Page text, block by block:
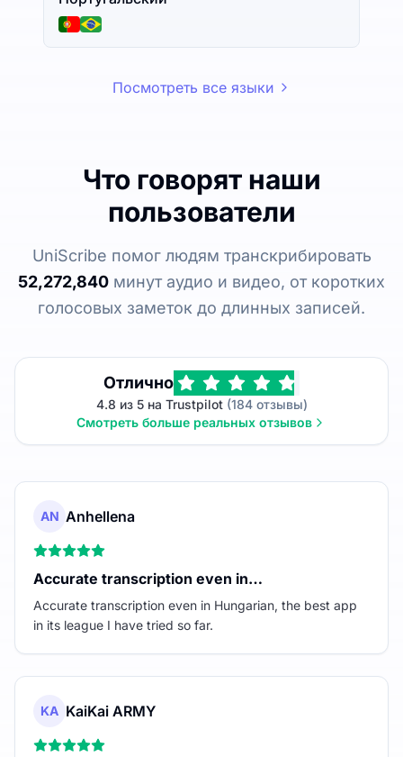
Посмотреть все языки
Что говорят наши
пользователи
UniScribe помог людям транскрибировать
52,272,840 минут аудио и видео, от коротких
голосовых заметок до длинных записей.
Отлично
4.8 из 5 на Trustpilot(184 отзывы)
Смотреть больше реальных отзывов
AN Anhellena
Accurate transcription even in…
Accurate transcription even in Hungarian, the best app
in its league I have tried so far.
KA KaiKai ARMY